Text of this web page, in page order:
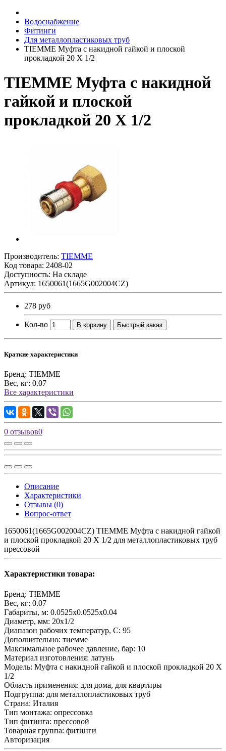
Водоснабжение
Фитинги
Для металлопластиковых труб
TIEMME Муфта с накидной гайкой и плоской
прокладкой 20 X 1/2
TIEMME Муфта с накидной
гайкой и плоской
прокладкой 20 X 1/2
Производитель: TIEMME
Код товара: 2408-02
Доступность: На складе
Артикул: 1650061(1665G002004CZ)
278 руб
Кол-во В корзину Быстрый заказ
Краткие характеристики
Бренд: TIEMME
Вес, кг: 0.07
Все характеристики
0 отзывов0
Описание
Характеристики
Отзывы (0)
Вопрос-ответ
1650061(1665G002004CZ) TIEMME Муфта с накидной гайкой
и плоской прокладкой 20 X 1/2 для металлопластиковых труб
прессовой
Характеристики товара:
Бренд: TIEMME
Вес, кг: 0.07
Габариты, м: 0.0525x0.0525x0.04
Диаметр, мм: 20х1/2
Диапазон рабочих температур, С: 95
Дополнительно: тиемме
Максимальное рабочее давление, бар: 10
Материал изготовления: латунь
Модель: Муфта с накидной гайкой и плоской прокладкой 20 X
1/2
Область применения: для дома, для квартиры
Подгруппа: для металлопластиковых труб
Страна: Италия
Тип монтажа: опрессовка
Тип фитинга: прессовой
Товарная группа: фитинги
Авторизация